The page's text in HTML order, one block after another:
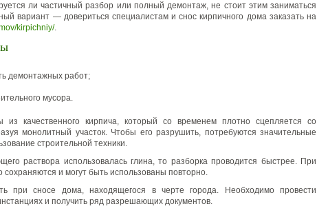
ли частичный разбор или полный демонтаж, не стоит этим заниматься
вариант — довериться специалистам и снос кирпичного дома заказать на
kirpichniy/.
демонтажных работ;
мусора.
из качественного кирпича, который со временем плотно сцепляется со
монолитный участок. Чтобы его разрушить, потребуются значительные
строительной техники.
раствора использовалась глина, то разборка проводится быстрее. При
сохраняются и могут быть использованы повторно.
при сносе дома, находящегося в черте города. Необходимо провести
и получить ряд разрешающих документов.